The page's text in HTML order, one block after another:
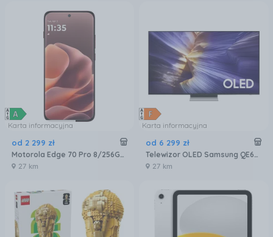
Karta informacyjna
od 2 299 zł
Motorola Edge 70 Pro 8/256GB Bordowy
27 km
Karta informacyjna
od 6 299 zł
Telewizor OLED Samsung QE65S90FATXXH 65 cali 4K UHD
27 km